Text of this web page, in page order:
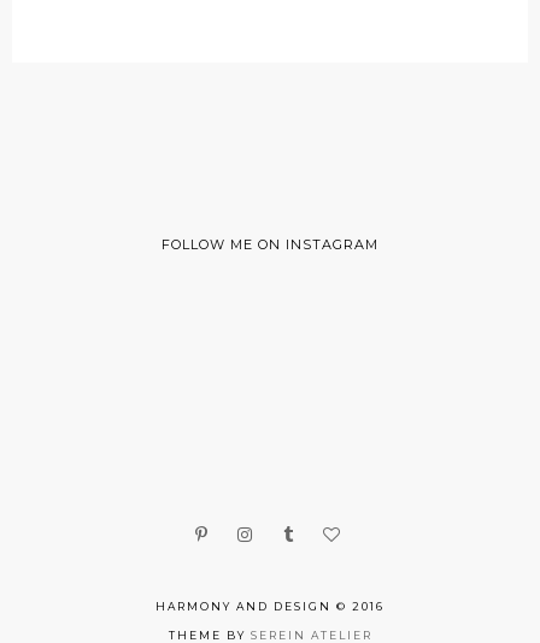
FOLLOW ME ON INSTAGRAM
HARMONY AND DESIGN © 2016
THEME BY SEREIN ATELIER